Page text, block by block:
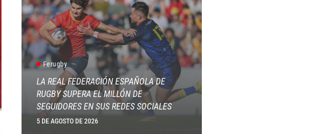
Ferugby
LA REAL FEDERACIÓN ESPAÑOLA DE
RUGBY SUPERA EL MILLÓN DE
SEGUIDORES EN SUS REDES SOCIALES
5 DE AGOSTO DE 2026